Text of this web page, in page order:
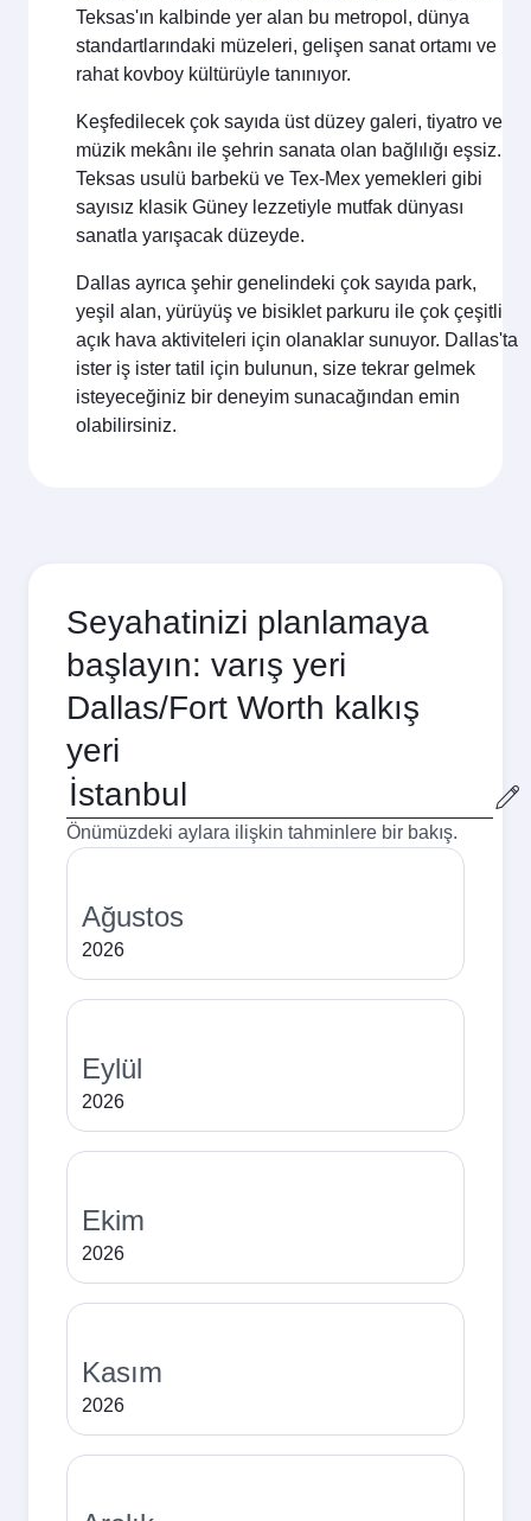
Teksas'ın kalbinde yer alan bu metropol, dünya
standartlarındaki müzeleri, gelişen sanat ortamı ve
rahat kovboy kültürüyle tanınıyor.
Keşfedilecek çok sayıda üst düzey galeri, tiyatro ve
müzik mekânı ile şehrin sanata olan bağlılığı eşsiz.
Teksas usulü barbekü ve Tex-Mex yemekleri gibi
sayısız klasik Güney lezzetiyle mutfak dünyası
sanatla yarışacak düzeyde.
Dallas ayrıca şehir genelindeki çok sayıda park,
yeşil alan, yürüyüş ve bisiklet parkuru ile çok çeşitli
açık hava aktiviteleri için olanaklar sunuyor. Dallas'ta
ister iş ister tatil için bulunun, size tekrar gelmek
isteyeceğiniz bir deneyim sunacağından emin
olabilirsiniz.
Seyahatinizi planlamaya
başlayın: varış yeri
Dallas/Fort Worth kalkış
yeri
Kalkış
şehri
Önümüzdeki aylara ilişkin tahminlere bir bakış.
Ağustos
2026
Eylül
2026
Ekim
2026
Kasım
2026